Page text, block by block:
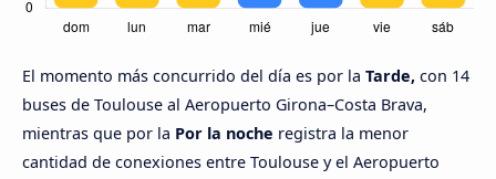
El momento más concurrido del día es por la Tarde, con 14
buses de Toulouse al Aeropuerto Girona–Costa Brava,
mientras que por la Por la noche registra la menor
cantidad de conexiones entre Toulouse y el Aeropuerto